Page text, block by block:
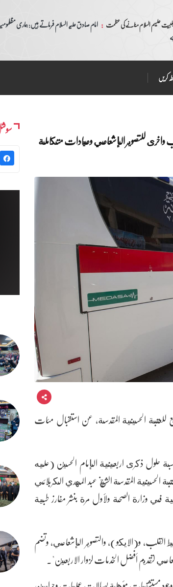
علیہم السلام منانے کی عظمت : امام صادق علیہ السلام فرماتے ہیں: ہماری
کریں
أجهزة لتخطيط القلب واخرى للتصوير الإشعاعي وعيادات متكاملة
الحسينية المقدسة، عن استقبال مئات
حلول ذكرى اربعينية الإمام الحسين (عليه
الحسينية المقدسة الشيخ عبد المهدي الكربلائي
في وزارة الصحة ولأول مرة بنشر مفارز طبية
و(الايكو)، والتصوير الإشعاعي، وتضم
لتقديم أفضل الخدمات لزوار الاربعين".